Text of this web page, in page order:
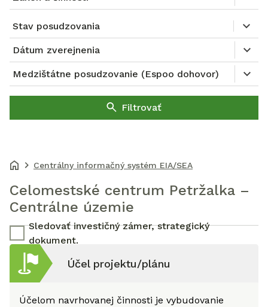
Stav posudzovania
Dátum zverejnenia
Medzištátne posudzovanie (Espoo dohovor)
Filtrovať
Centrálny informačný systém EIA/SEA
Celomestské centrum Petržalka –
Centrálne územie
Sledovať investičný zámer, strategický
dokument.
Účel projektu/plánu
Účelom navrhovanej činnosti je vybudovanie